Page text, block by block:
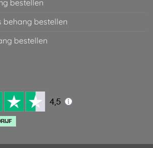
bestellen
behang bestellen
bestellen